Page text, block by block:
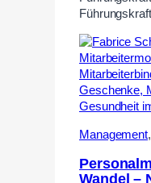
Management,
Wandel –